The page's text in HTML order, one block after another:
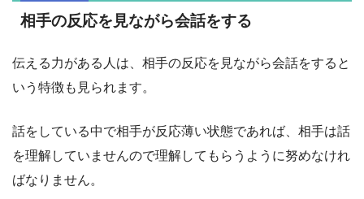
相手の反応を見ながら会話をする
伝える力がある人は、相手の反応を見ながら会話をすると
いう特徴も見られます。
話をしている中で相手が反応薄い状態であれば、相手は話
を理解していませんので理解してもらうように努めなけれ
ばなりません。